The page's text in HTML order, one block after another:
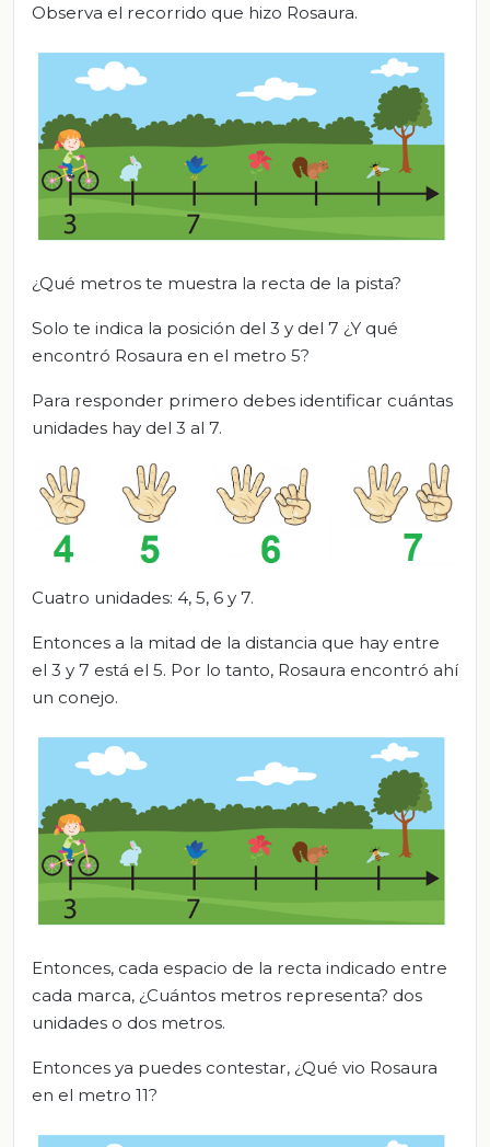
Observa el recorrido que hizo Rosaura.
¿Qué metros te muestra la recta de la pista?
Solo te indica la posición del 3 y del 7 ¿Y qué
encontró Rosaura en el metro 5?
Para responder primero debes identificar cuántas
unidades hay del 3 al 7.
Cuatro unidades: 4, 5, 6 y 7.
Entonces a la mitad de la distancia que hay entre
el 3 y 7 está el 5. Por lo tanto, Rosaura encontró ahí
un conejo.
Entonces, cada espacio de la recta indicado entre
cada marca, ¿Cuántos metros representa? dos
unidades o dos metros.
Entonces ya puedes contestar, ¿Qué vio Rosaura
en el metro 11?